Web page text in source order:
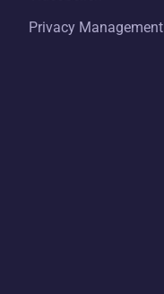
Privacy Management